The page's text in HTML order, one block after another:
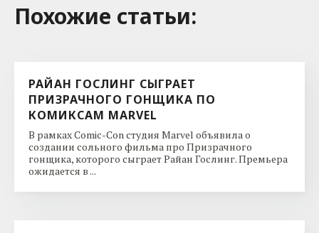
Похожие cтатьи:
РАЙАН ГОСЛИНГ СЫГРАЕТ
ПРИЗРАЧНОГО ГОНЩИКА ПО
КОМИКСАМ MARVEL
В рамках Comic-Con студия Marvel объявила о
создании сольного фильма про Призрачного
гонщика, которого сыграет Райан Гослинг. Премьера
ожидается в ...